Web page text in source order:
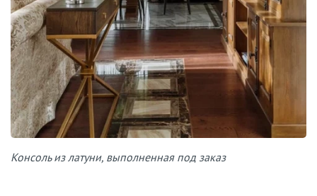
Консоль из латуни, выполненная под заказ